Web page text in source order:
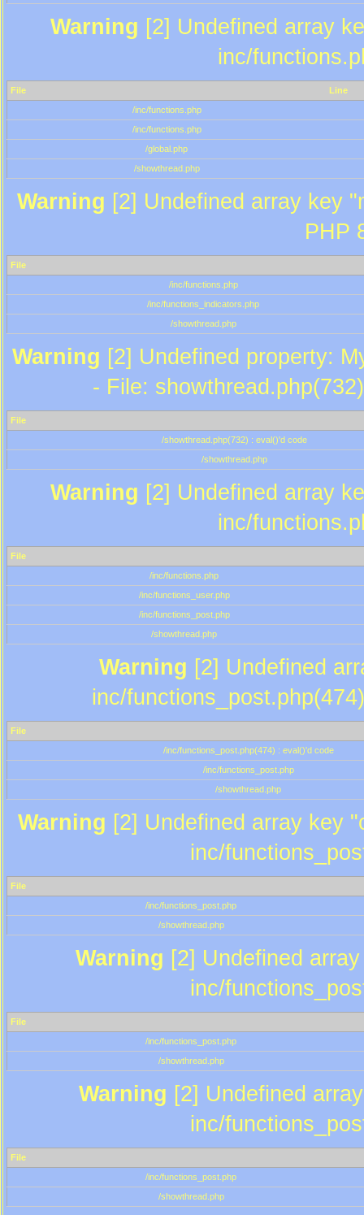
Warning [2] Undefined array
inc/
File
Line
/inc/functions.php
/inc/functions.php
/global.php
/showthread.php
Warning [2] Undefined array key
PHP
File
/inc/functions.php
/inc/functions_indicators.php
/showthread.php
Warning [2] Undefined property:
- File:
File
/showthread.php(732) : eval()'d code
/showthread.php
Warning [2] Undefined array
inc/
File
/inc/functions.php
/inc/functions_user.php
/inc/functions_post.php
/showthread.php
Warning [2] Undefined
inc/
File
/inc/functions_post.php(474) : eval()'d code
/inc/functions_post.php
/showthread.php
Warning [2] Undefined array key
inc/
File
/inc/functions_post.php
/showthread.php
Warning [2] Undefined
inc/
File
/inc/functions_post.php
/showthread.php
Warning [2] Undefined
inc/
File
/inc/functions_post.php
/showthread.php